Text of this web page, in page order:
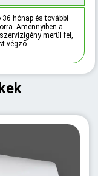
hónap és további
Amennyiben a
merül fel,
végző